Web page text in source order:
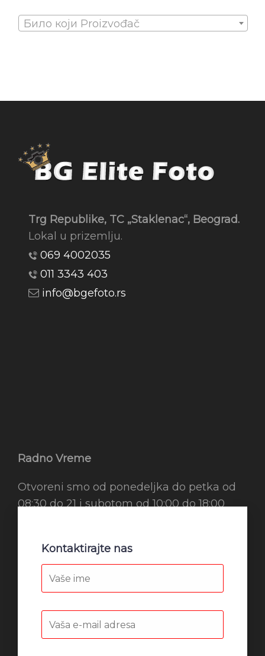
Било који Proizvođač
Trg Republike, TC „Staklenac“, Beograd.
Lokal u prizemlju.
069 4002035
011 3343 403
info@bgefoto.rs
Radno Vreme
Otvoreni smo od ponedeljka do petka od
08:30 do 21 i subotom od 10:00 do 18:00
Kontaktirajte nas